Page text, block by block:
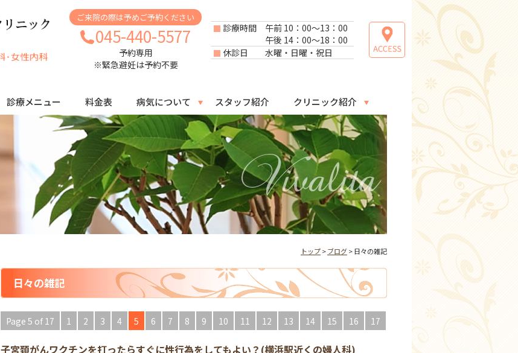
ご来院の際は予めご予約ください
045-440-5577
予約専用
※緊急避妊は予約不要
診療時間
午前 10：00～13：00
午後 14：00～18：00
休診日
水曜・日曜・祝日
診療メニュー 料金表 病気について スタッフ紹介 クリニック紹介
トップ>ブログ> 日々の雑記
日々の雑記
Page 5 of 17 1 2 3 4 5 6 7 8 9 10 11 12 13 14 15 16 17
子宮頚がんワクチンを打ったらすぐに性行為をしてもよい？(横浜駅近くの婦人科)